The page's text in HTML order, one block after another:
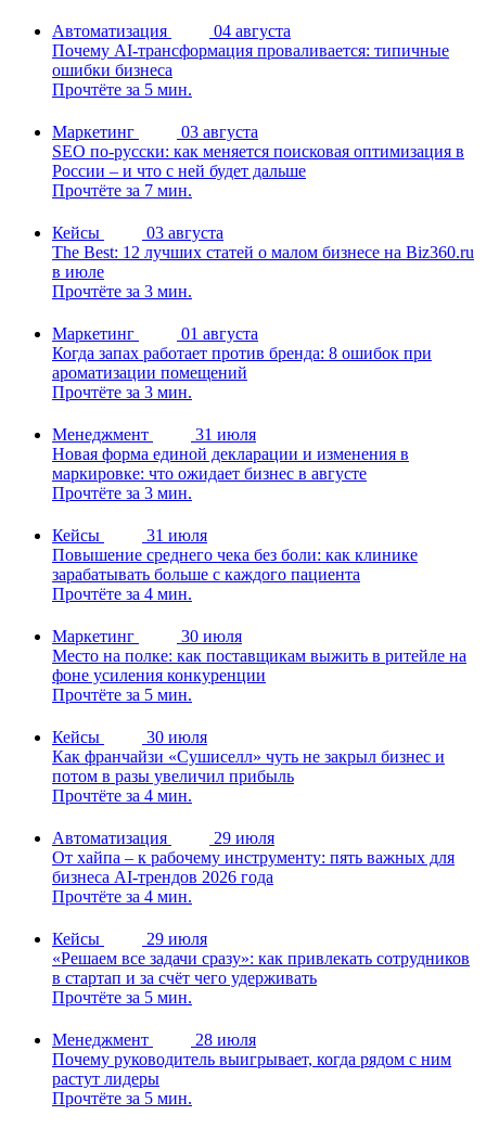
Автоматизация
04 августа
Почему AI-трансформация проваливается: типичные
ошибки бизнеса
Прочтёте за 5 мин.
Маркетинг
03 августа
SEO по-русски: как меняется поисковая оптимизация в
России – и что с ней будет дальше
Прочтёте за 7 мин.
Кейсы
03 августа
The Best: 12 лучших статей о малом бизнесе на Biz360.ru
в июле
Прочтёте за 3 мин.
Маркетинг
01 августа
Когда запах работает против бренда: 8 ошибок при
ароматизации помещений
Прочтёте за 3 мин.
Менеджмент
31 июля
Новая форма единой декларации и изменения в
маркировке: что ожидает бизнес в августе
Прочтёте за 3 мин.
Кейсы
31 июля
Повышение среднего чека без боли: как клинике
зарабатывать больше с каждого пациента
Прочтёте за 4 мин.
Маркетинг
30 июля
Место на полке: как поставщикам выжить в ритейле на
фоне усиления конкуренции
Прочтёте за 5 мин.
Кейсы
30 июля
Как франчайзи «Сушиселл» чуть не закрыл бизнес и
потом в разы увеличил прибыль
Прочтёте за 4 мин.
Автоматизация
29 июля
От хайпа – к рабочему инструменту: пять важных для
бизнеса AI-трендов 2026 года
Прочтёте за 4 мин.
Кейсы
29 июля
«Решаем все задачи сразу»: как привлекать сотрудников
в стартап и за счёт чего удерживать
Прочтёте за 5 мин.
Менеджмент
28 июля
Почему руководитель выигрывает, когда рядом с ним
растут лидеры
Прочтёте за 5 мин.